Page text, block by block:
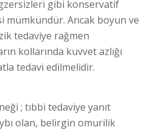
gibi konservatif
mümkündür. Ancak boyun ve
tedaviye rağmen
kollarında kuvvet azlığı
tedavi edilmelidir.
; tıbbi tedaviye yanıt
olan, belirgin omurilik